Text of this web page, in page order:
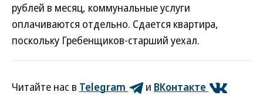
рублей в месяц, коммунальные услуги
оплачиваются отдельно. Сдается квартира,
поскольку Гребенщиков-старший уехал.
Читайте нас в Telegram и ВКонтакте